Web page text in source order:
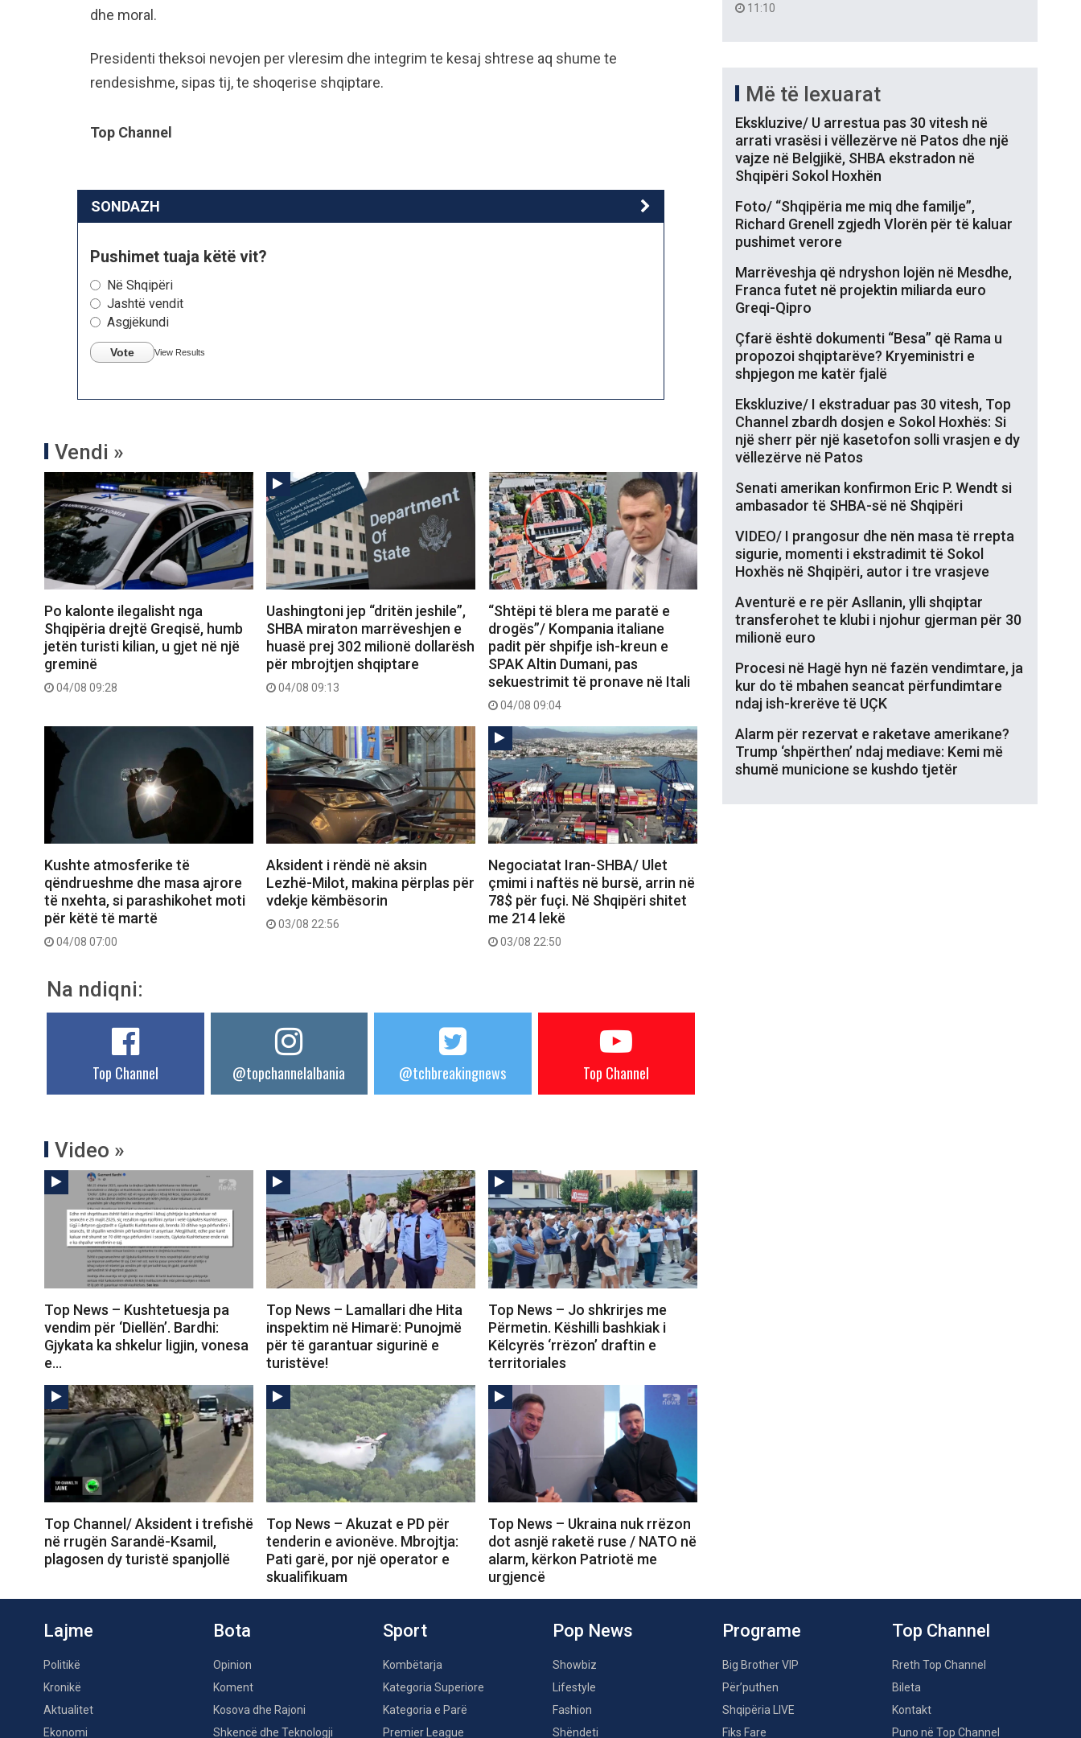
dhe moral.
Presidenti theksoi nevojen per vleresim dhe integrim te kesaj shtrese aq shume te
rendesishme, sipas tij, te shoqerise shqiptare.
Top Channel
SONDAZH
Pushimet tuaja këtë vit?
Në Shqipëri
Jashtë vendit
Asgjëkundi
Vote View Results
Vendi »
Po kalonte ilegalisht nga
Shqipëria drejtë Greqisë, humb
jetën turisti kilian, u gjet në një
greminë
04/08 09:28
Uashingtoni jep “dritën jeshile”,
SHBA miraton marrëveshjen e
huasë prej 302 milionë dollarësh
për mbrojtjen shqiptare
04/08 09:13
“Shtëpi të blera me paratë e
drogës”/ Kompania italiane
padit për shpifje ish-kreun e
SPAK Altin Dumani, pas
sekuestrimit të pronave në Itali
04/08 09:04
Kushte atmosferike të
qëndrueshme dhe masa ajrore
të nxehta, si parashikohet moti
për këtë të martë
04/08 07:00
Aksident i rëndë në aksin
Lezhë-Milot, makina përplas për
vdekje këmbësorin
03/08 22:56
Negociatat Iran-SHBA/ Ulet
çmimi i naftës në bursë, arrin në
78$ për fuçi. Në Shqipëri shitet
me 214 lekë
03/08 22:50
Na ndiqni:
Top Channel @topchannelalbania @tchbreakingnews Top Channel
Video »
Top News – Kushtetuesja pa
vendim për ‘Diellën’. Bardhi:
Gjykata ka shkelur ligjin, vonesa
e…
Top News – Lamallari dhe Hita
inspektim në Himarë: Punojmë
për të garantuar sigurinë e
turistëve!
Top News – Jo shkrirjes me
Përmetin. Këshilli bashkiak i
Këlcyrës ‘rrëzon’ draftin e
territoriales
Top Channel/ Aksident i trefishë
në rrugën Sarandë-Ksamil,
plagosen dy turistë spanjollë
Top News – Akuzat e PD për
tenderin e avionëve. Mbrojtja:
Pati garë, por një operator e
skualifikuam
Top News – Ukraina nuk rrëzon
dot asnjë raketë ruse / NATO në
alarm, kërkon Patriotë me
urgjencë
11:10
Më të lexuarat
Ekskluzive/ U arrestua pas 30 vitesh në
arrati vrasësi i vëllezërve në Patos dhe një
vajze në Belgjikë, SHBA ekstradon në
Shqipëri Sokol Hoxhën
Foto/ “Shqipëria me miq dhe familje”,
Richard Grenell zgjedh Vlorën për të kaluar
pushimet verore
Marrëveshja që ndryshon lojën në Mesdhe,
Franca futet në projektin miliarda euro
Greqi-Qipro
Çfarë është dokumenti “Besa” që Rama u
propozoi shqiptarëve? Kryeministri e
shpjegon me katër fjalë
Ekskluzive/ I ekstraduar pas 30 vitesh, Top
Channel zbardh dosjen e Sokol Hoxhës: Si
një sherr për një kasetofon solli vrasjen e dy
vëllezërve në Patos
Senati amerikan konfirmon Eric P. Wendt si
ambasador të SHBA-së në Shqipëri
VIDEO/ I prangosur dhe nën masa të rrepta
sigurie, momenti i ekstradimit të Sokol
Hoxhës në Shqipëri, autor i tre vrasjeve
Aventurë e re për Asllanin, ylli shqiptar
transferohet te klubi i njohur gjerman për 30
milionë euro
Procesi në Hagë hyn në fazën vendimtare, ja
kur do të mbahen seancat përfundimtare
ndaj ish-krerëve të UÇK
Alarm për rezervat e raketave amerikane?
Trump ‘shpërthen’ ndaj mediave: Kemi më
shumë municione se kushdo tjetër
Lajme
Politikë
Kronikë
Aktualitet
Ekonomi
Bota
Opinion
Koment
Kosova dhe Rajoni
Shkencë dhe Teknologji
Sport
Kombëtarja
Kategoria Superiore
Kategoria e Parë
Premier League
Pop News
Showbiz
Lifestyle
Fashion
Shëndeti
Programe
Big Brother VIP
Për’puthen
Shqipëria LIVE
Fiks Fare
Top Channel
Rreth Top Channel
Bileta
Kontakt
Puno në Top Channel